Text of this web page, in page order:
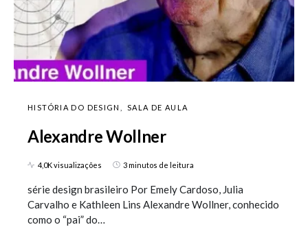
HISTÓRIA DO DESIGN SALA DE AULA
Alexandre Wollner
4,0K visualizações 3 minutos de leitura
série design brasileiro Por Emely Cardoso, Julia
Carvalho e Kathleen Lins Alexandre Wollner, conhecido
como o “pai” do…